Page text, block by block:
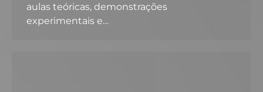
aulas teóricas, demonstrações
experimentais e…